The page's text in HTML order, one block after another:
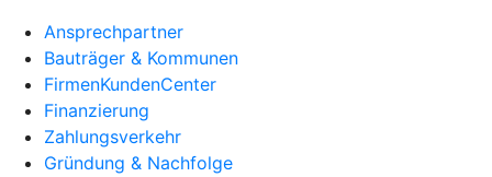
Ansprechpartner
Bauträger & Kommunen
FirmenKundenCenter
Finanzierung
Zahlungsverkehr
Gründung & Nachfolge